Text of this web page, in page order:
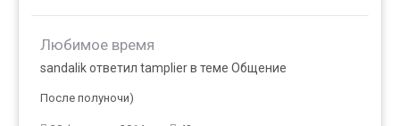
Любимое время
sandalik ответил tamplier в теме Общение
После полуночи)